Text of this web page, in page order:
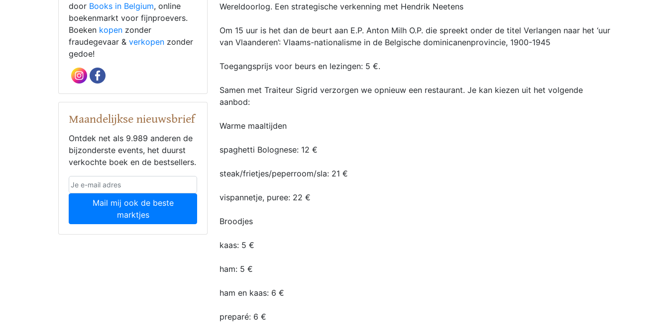
door Books in Belgium, online
boekenmarkt voor fijnproevers.
Boeken kopen zonder
fraudegevaar & verkopen zonder
gedoe!
Maandelijkse nieuwsbrief
Ontdek net als 9.989 anderen de
bijzonderste events, het duurst
verkochte boek en de bestsellers.
Mail mij ook de beste
marktjes
Wereldoorlog. Een strategische verkenning met Hendrik Neetens
Om 15 uur is het dan de beurt aan E.P. Anton Milh O.P. die spreekt onder de titel Verlangen naar het ‘uur
van Vlaanderen’: Vlaams-nationalisme in de Belgische dominicanenprovincie, 1900-1945
Toegangsprijs voor beurs en lezingen: 5 €.
Samen met Traiteur Sigrid verzorgen we opnieuw een restaurant. Je kan kiezen uit het volgende
aanbod:
Warme maaltijden
spaghetti Bolognese: 12 €
steak/frietjes/peperroom/sla: 21 €
vispannetje, puree: 22 €
Broodjes
kaas: 5 €
ham: 5 €
ham en kaas: 6 €
preparé: 6 €